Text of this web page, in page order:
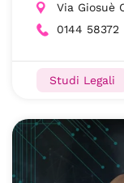
Via Giosuè
0144 58372
Studi Legali